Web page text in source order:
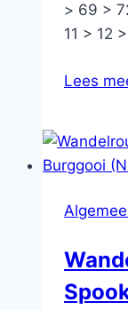
> 69 >
11 > 12
Lees